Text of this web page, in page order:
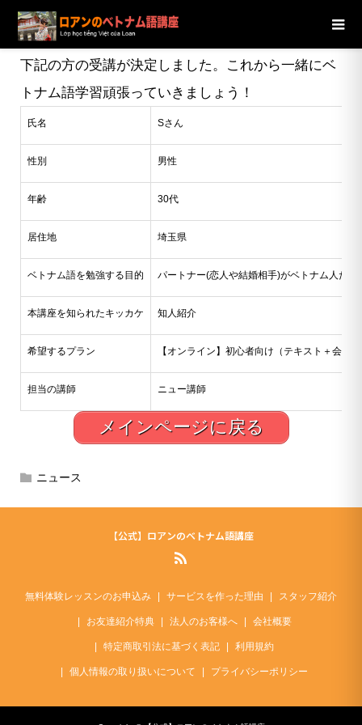
ブログ
ました
下記の方の受講が決定しました。これから一緒にベ
トナム語学習頑張っていきましょう！
氏名 Sさん
性別 男性
年齢 30代
居住地 埼玉県
ベトナム語を勉強する目的 パートナー(恋人や結婚相手)がベトナム人だ
本講座を知られたキッカケ 知人紹介
希望するプラン 【オンライン】初心者向け（テキスト＋会話）
担当の講師 ニュー講師
メインページに戻る
ニュース
【公式】ロアンのベトナム語講座
無料体験レッスンのお申込み サービスを作った理由 スタッフ紹介
お友達紹介特典 法人のお客様へ 会社概要
特定商取引法に基づく表記 利用規約
個人情報の取り扱いについて プライバシーポリシー